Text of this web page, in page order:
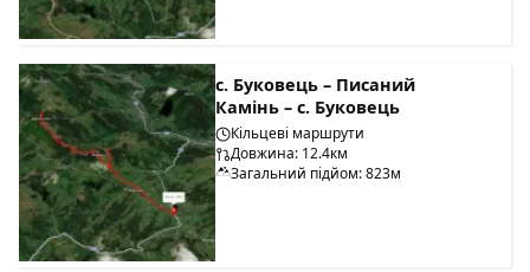
с. Буковець – Писаний
Камінь – с. Буковець
Кільцеві маршрути
Довжина: 12.4км
Загальний підйом: 823м